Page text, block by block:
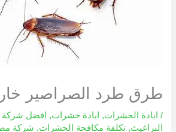
طرق طرد الصراصير
/ ابادة الحشرات, ابادة حشرات, افضل شركة
البراغيث,تكلفة مكافحة الحشرات, شركة